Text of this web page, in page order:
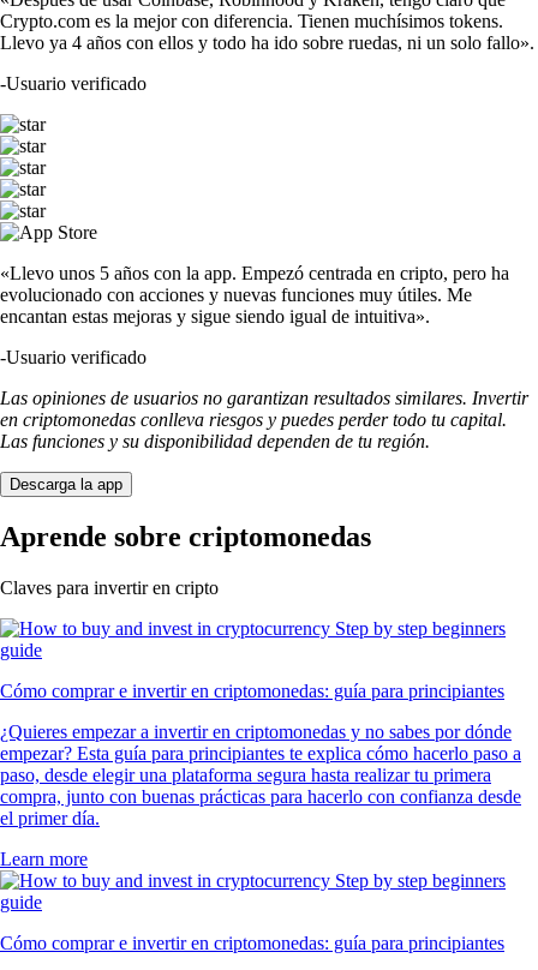
Crypto.com es la mejor con diferencia. Tienen muchísimos tokens.
Llevo ya 4 años con ellos y todo ha ido sobre ruedas, ni un solo fallo».
-Usuario verificado
«Llevo unos 5 años con la app. Empezó centrada en cripto, pero ha
evolucionado con acciones y nuevas funciones muy útiles. Me
encantan estas mejoras y sigue siendo igual de intuitiva».
-Usuario verificado
Las opiniones de usuarios no garantizan resultados similares. Invertir
en criptomonedas conlleva riesgos y puedes perder todo tu capital.
Las funciones y su disponibilidad dependen de tu región.
Descarga la app
Aprende sobre criptomonedas
Claves para invertir en cripto
Cómo comprar e invertir en criptomonedas: guía para principiantes
¿Quieres empezar a invertir en criptomonedas y no sabes por dónde
empezar? Esta guía para principiantes te explica cómo hacerlo paso a
paso, desde elegir una plataforma segura hasta realizar tu primera
compra, junto con buenas prácticas para hacerlo con confianza desde
el primer día.
Learn more
Cómo comprar e invertir en criptomonedas: guía para principiantes